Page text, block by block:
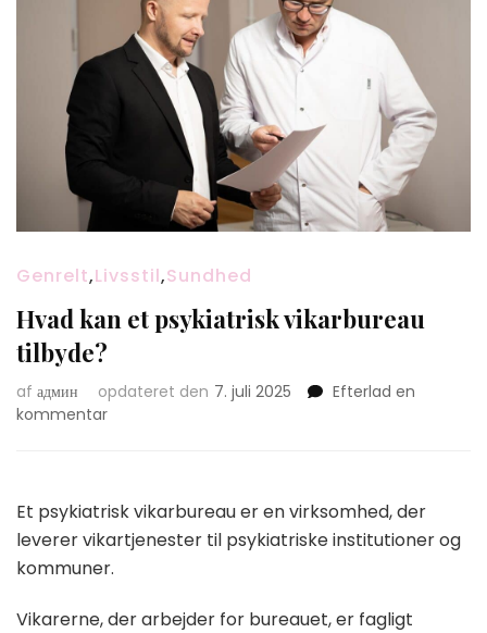
Genrelt,Livsstil,Sundhed
Hvad kan et psykiatrisk vikarbureau
tilbyde?
af админ opdateret den 7. juli 2025
Efterlad en
kommentaron
psykiatrisk
tilbyde?
Et psykiatrisk vikarbureau er en virksomhed, der
leverer vikartjenester til psykiatriske institutioner og
kommuner.
Vikarerne, der arbejder for bureauet, er fagligt